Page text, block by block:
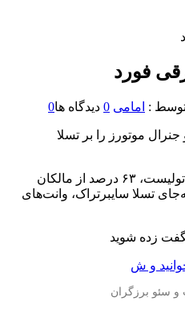
فورد
: امامی 0 دیدگاه ها0
موتورز را بر تسلا
طبق نظرسنجی جدید وب‌سایت اتولیست، ۶۳ درصد از مالکان
تسلا سایبرتراک، وانت‌های
زده شوید
و ش